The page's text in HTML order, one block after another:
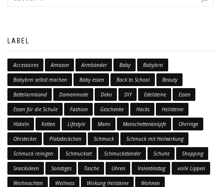
LABEL
Accessoires Amazon Armbänder Baby Babybrei
Babybrei selbst machen Baby essen Back to School Beauty
Bettelarmband Damenmode Deko DIY Edelsteine Essen
Essen für die Schule Fashion Geschenke Hacks Heilsteine
Häkeln Ketten Lifestyle Mami Manschettenknöpfe Ohrringe
Ohrstecker Platzdeckchen Schmuck Schmuck mit Heilwirkung
Schmuck reinigen Schmuckset Schmuckständer Schuhe Shopping
Snackideen Sonstiges Tasche Uhren Valentinstag volle Lippen
Weihnachten Wellness Wirkung Heilsteine Wohnen